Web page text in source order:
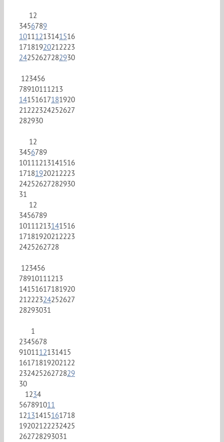
12
3456789
10111213141516
17181920212223
24252627282930
123456
78910111213
14151617181920
21222324252627
282930
12
3456789
10111213141516
17181920212223
24252627282930
31
12
3456789
10111213141516
17181920212223
2425262728
123456
78910111213
14151617181920
21222324252627
28293031
1
2345678
9101112131415
16171819202122
23242526272829
30
1234
567891011
12131415161718
19202122232425
262728293031